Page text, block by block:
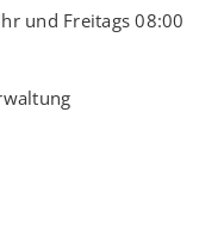
und Freitags 08:00